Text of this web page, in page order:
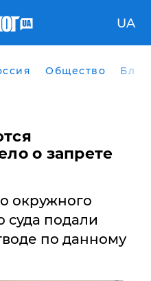
UA
Общество
о запрете
окружного
суда подали
по данному